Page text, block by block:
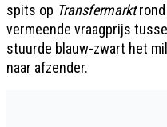
spits op Transfermarktrond
vermeende vraagprijs
stuurde blauw-zwart het
naar afzender.